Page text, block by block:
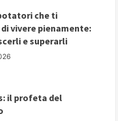
che ti
vivere pienamente:
e superarli
il profeta del